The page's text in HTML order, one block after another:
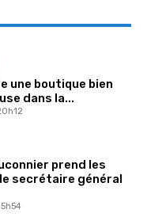
une boutique bien
dans la...
prend les
secrétaire général